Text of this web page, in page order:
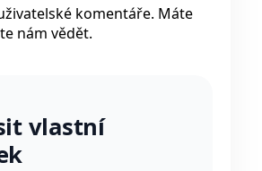
komentáře. Máte
nám vědět.
vlastní